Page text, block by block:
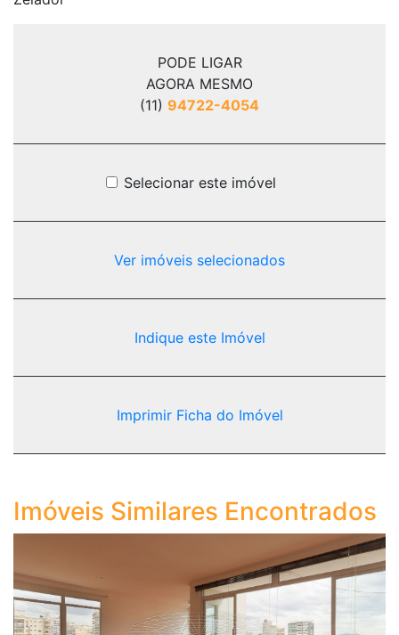
PODE LIGAR
AGORA MESMO
(11) 94722-4054
Selecionar este imóvel
Ver imóveis selecionados
Indique este Imóvel
Imprimir Ficha do Imóvel
Imóveis Similares Encontrados